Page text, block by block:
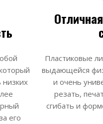
его
Пластиковые
выдающейся
и очень
резать,
сгибать и